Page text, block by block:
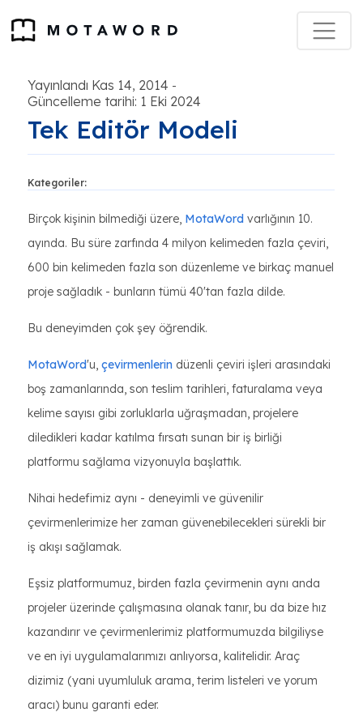
Yayınlandı Kas 14, 2014 -
Güncelleme tarihi: 1 Eki 2024
Tek Editör Modeli
Kategoriler:
Birçok kişinin bilmediği üzere, MotaWord varlığının 10.
ayında. Bu süre zarfında 4 milyon kelimeden fazla çeviri,
600 bin kelimeden fazla son düzenleme ve birkaç manuel
proje sağladık - bunların tümü 40'tan fazla dilde.
Bu deneyimden çok şey öğrendik.
MotaWord'u, çevirmenlerin düzenli çeviri işleri arasındaki
boş zamanlarında, son teslim tarihleri, faturalama veya
kelime sayısı gibi zorluklarla uğraşmadan, projelere
diledikleri kadar katılma fırsatı sunan bir iş birliği
platformu sağlama vizyonuyla başlattık.
Nihai hedefimiz aynı - deneyimli ve güvenilir
çevirmenlerimize her zaman güvenebilecekleri sürekli bir
iş akışı sağlamak.
Eşsiz platformumuz, birden fazla çevirmenin aynı anda
projeler üzerinde çalışmasına olanak tanır, bu da bize hız
kazandırır ve çevirmenlerimiz platformumuzda bilgiliyse
ve en iyi uygulamalarımızı anlıyorsa, kalitelidir. Araç
dizimiz (yani uyumluluk arama, terim listeleri ve yorum
aracı) bunu garanti eder.